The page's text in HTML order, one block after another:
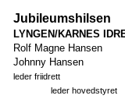
Jubileumshilsen
LYNGEN/KARNES
Rolf
Johnny Hansen
leder hovedstyret